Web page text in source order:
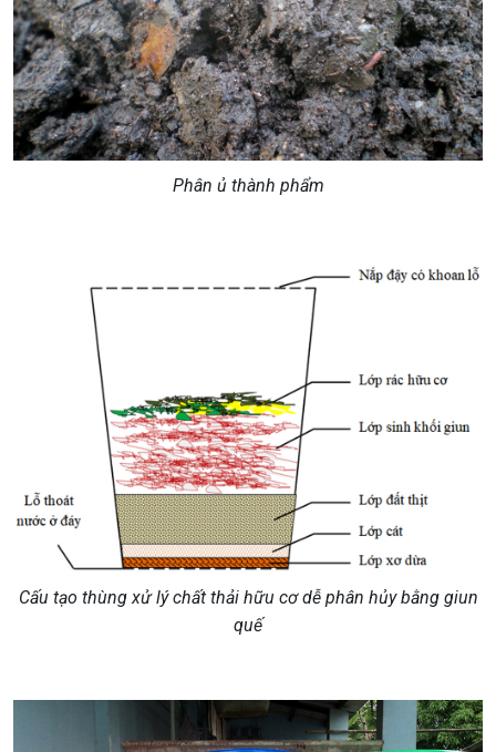
Phân ủ thành phẩm
Cấu tạo thùng xử lý chất thải hữu cơ dễ phân hủy bằng giun
quế